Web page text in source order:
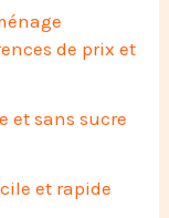
de prix et
et sans sucre
et rapide